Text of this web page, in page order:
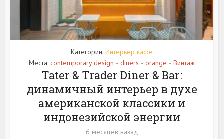
Категории: Интерьер кафе
Места: contemporary design • diners • orange • Винтаж
Tater & Trader Diner & Bar:
динамичный интерьер в духе
американской классики и
индонезийской энергии
6 месяцев назад